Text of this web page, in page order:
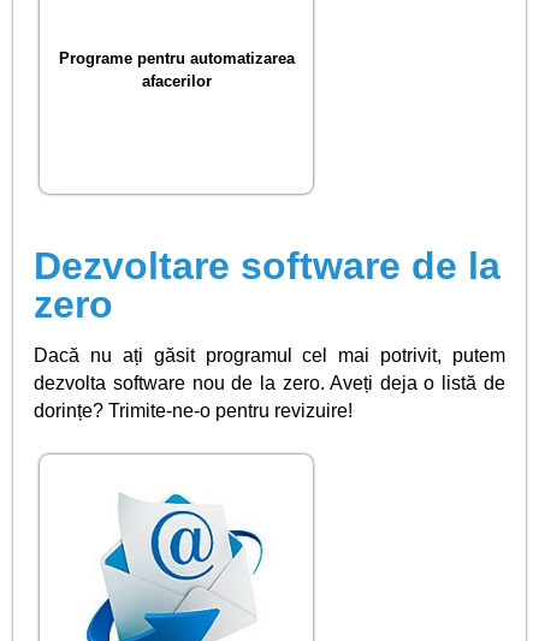
Programe pentru automatizarea
afacerilor
Dezvoltare software de la
zero
Dacă nu ați găsit programul cel mai potrivit, putem
dezvolta software nou de la zero. Aveți deja o listă de
dorințe? Trimite-ne-o pentru revizuire!